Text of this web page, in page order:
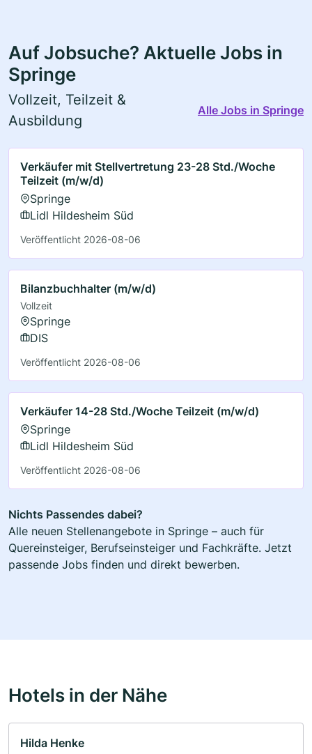
Auf Jobsuche? Aktuelle Jobs in
Springe
Vollzeit, Teilzeit &
Ausbildung
Alle Jobs in Springe
Verkäufer mit Stellvertretung 23-28 Std./Woche
Teilzeit (m/w/d)
Springe
Lidl Hildesheim Süd
Veröffentlicht 2026-08-06
Bilanzbuchhalter (m/w/d)
Vollzeit
Springe
DIS
Veröffentlicht 2026-08-06
Verkäufer 14-28 Std./Woche Teilzeit (m/w/d)
Springe
Lidl Hildesheim Süd
Veröffentlicht 2026-08-06
Nichts Passendes dabei?
Alle neuen Stellenangebote in Springe – auch für
Quereinsteiger, Berufseinsteiger und Fachkräfte. Jetzt
passende Jobs finden und direkt bewerben.
Hotels in der Nähe
Hilda Henke